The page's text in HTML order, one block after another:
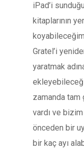
iPad’i
kitaplarının
Gratel’i
yaratmak
zamanda tam
vardı ve
önceden bir
bir kaç ayı